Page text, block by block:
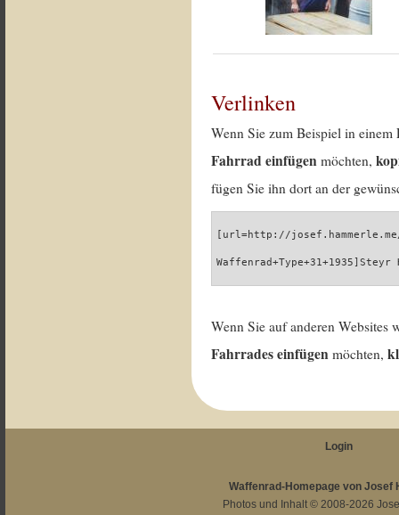
Verlinken
Wenn Sie zum Beispiel in
Fahrrad einfügen möchten,
fügen Sie ihn dort an der
[url=http://
Wenn Sie auf anderen
Fahrrades einfügen möchten,
Login
Waffenrad-Homepage von Josef
Photos und Inhalt © 2008-2026